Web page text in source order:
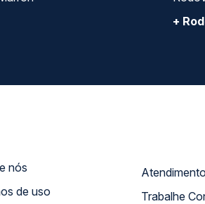
+
nós
Termos de uso
Trabalhe